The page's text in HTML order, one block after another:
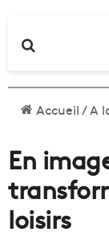
Accueil/A
En
loisirs